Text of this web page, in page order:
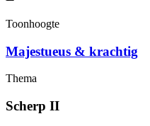
Toonhoogte
Majestueus & krachtig
Thema
Scherp II